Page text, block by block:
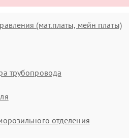
(мат.платы, мейн платы)
трубопровода
отделения